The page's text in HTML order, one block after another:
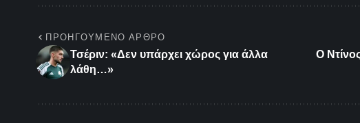
ΠΡΟΗΓΟΎΜΕΝΟ ΆΡΘΡΟ
Τσέριν: «Δεν υπάρχει χώρος για άλλα
λάθη…»
Ο